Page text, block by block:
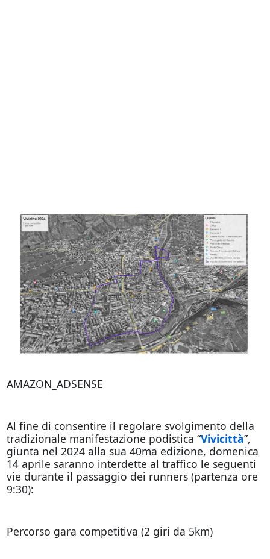
AMAZON_ADSENSE
Al fine di consentire il regolare svolgimento della
tradizionale manifestazione podistica “Vivicittà”,
giunta nel 2024 alla sua 40ma edizione, domenica
14 aprile saranno interdette al traffico le seguenti
vie durante il passaggio dei runners (partenza ore
9:30):
Percorso gara competitiva (2 giri da 5km)